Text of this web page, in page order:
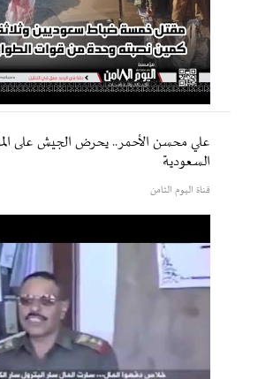
علي محسن الأحمر.. يحرض الجيش على
السعودية
قناة اليوم الثامن